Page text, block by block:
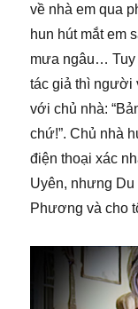
về nhà em qua
hun hút mắt em
mưa ngâu… Tuy
tác giả thì người
với chủ nhà:
chứ!”. Chủ nhà
điện thoại xác
Uyên, nhưng Du
Phương và cho